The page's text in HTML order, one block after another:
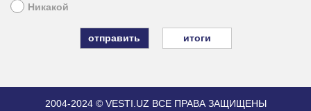
Никакой
итоги
2004-2024 © VESTI.UZ ВСЕ ПРАВА ЗАЩИЩЕНЫ